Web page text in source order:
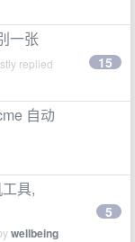
一张
replied
15
自动
具,
wellbeing
5